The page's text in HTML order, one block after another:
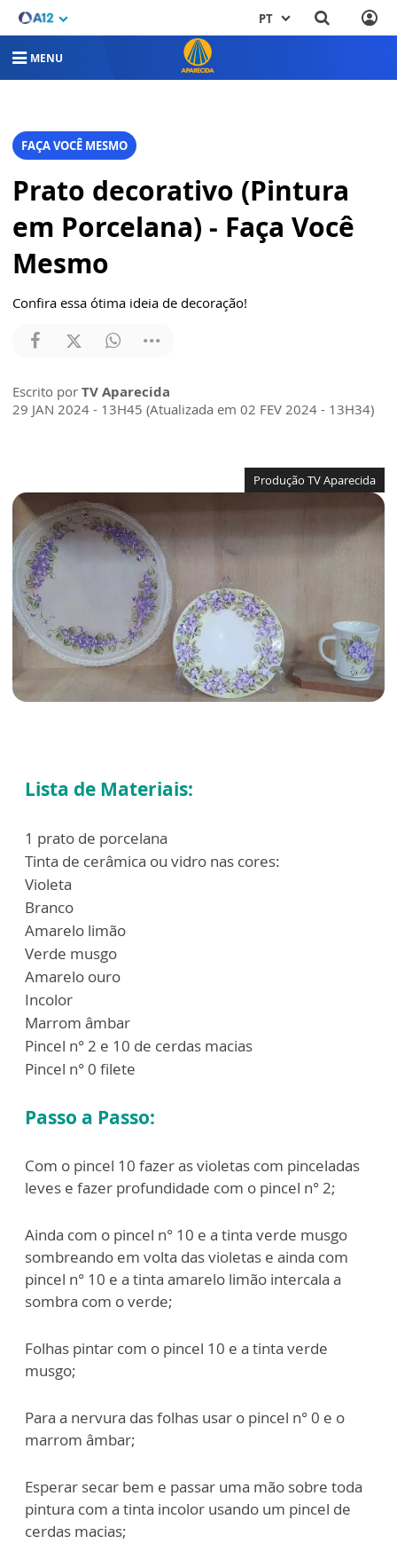
PT
MENU
FAÇA VOCÊ MESMO
Prato decorativo (Pintura
em Porcelana) - Faça Você
Mesmo
Confira essa ótima ideia de decoração!
Escrito por TV Aparecida
29 JAN 2024 - 13H45 (Atualizada em 02 FEV 2024 - 13H34)
Produção TV Aparecida
Lista de Materiais:
1 prato de porcelana
Tinta de cerâmica ou vidro nas cores:
Violeta
Branco
Amarelo limão
Verde musgo
Amarelo ouro
Incolor
Marrom âmbar
Pincel n° 2 e 10 de cerdas macias
Pincel n° 0 filete
Passo a Passo:
Com o pincel 10 fazer as violetas com pinceladas
leves e fazer profundidade com o pincel n° 2;
Ainda com o pincel n° 10 e a tinta verde musgo
sombreando em volta das violetas e ainda com
pincel n° 10 e a tinta amarelo limão intercala a
sombra com o verde;
Folhas pintar com o pincel 10 e a tinta verde
musgo;
Para a nervura das folhas usar o pincel n° 0 e o
marrom âmbar;
Esperar secar bem e passar uma mão sobre toda
pintura com a tinta incolor usando um pincel de
cerdas macias;